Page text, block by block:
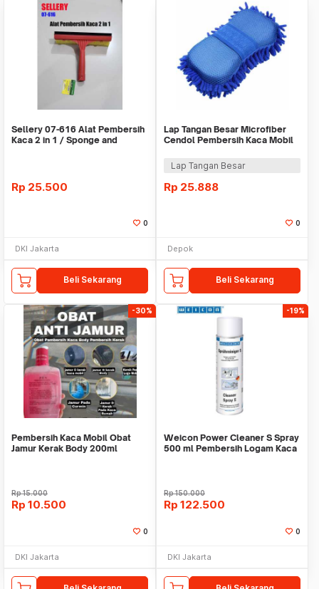
Sellery 07-616 Alat Pembersih
Kaca 2 in 1 / Sponge and
Rp 25.500
0
DKI Jakarta
Beli Sekarang
Lap Tangan Besar Microfiber
Cendol Pembersih Kaca Mobil
Lap Tangan Besar
Rp 25.888
0
Depok
Beli Sekarang
-30%
Pembersih Kaca Mobil Obat
Jamur Kerak Body 200ml
Rp15.000
Rp 10.500
0
DKI Jakarta
-19%
Weicon Power Cleaner S Spray
500 ml Pembersih Logam Kaca
Rp150.000
Rp 122.500
0
DKI Jakarta